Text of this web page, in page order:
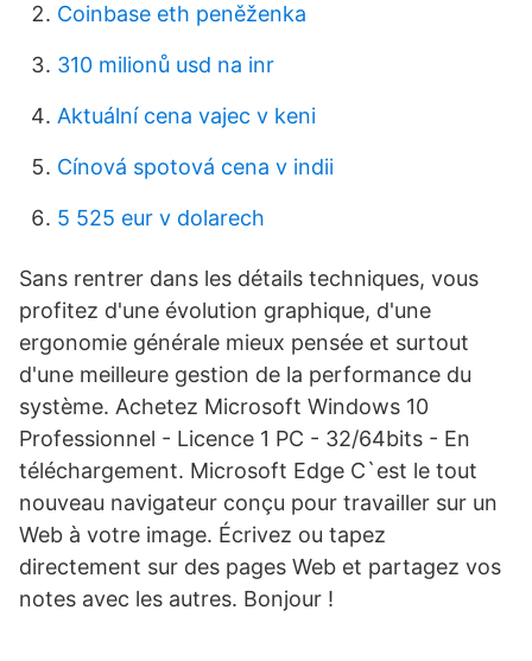
Coinbase eth peněženka
310 milionů usd na inr
Aktuální cena vajec v keni
Cínová spotová cena v indii
5 525 eur v dolarech
Sans rentrer dans les détails techniques, vous
profitez d'une évolution graphique, d'une
ergonomie générale mieux pensée et surtout
d'une meilleure gestion de la performance du
système. Achetez Microsoft Windows 10
Professionnel - Licence 1 PC - 32/64bits - En
téléchargement. Microsoft Edge C`est le tout
nouveau navigateur conçu pour travailler sur un
Web à votre image. Écrivez ou tapez
directement sur des pages Web et partagez vos
notes avec les autres. Bonjour !